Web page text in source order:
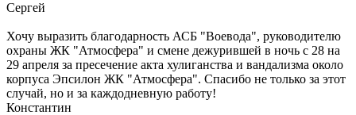
Сергей
Хочу выразить благодарность АСБ "Воевода", руководителю
охраны ЖК "Атмосфера" и смене дежурившей в ночь с 28 на
29 апреля за пресечение акта хулиганства и вандализма около
корпуса Эпсилон ЖК "Атмосфера". Спасибо не только за этот
случай, но и за каждодневную работу!
Константин